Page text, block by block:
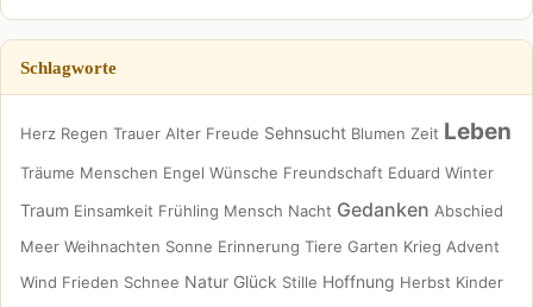
Schlagworte
Herz Regen Trauer Alter Freude Sehnsucht Blumen Zeit Leben
Träume Menschen Engel Wünsche Freundschaft Eduard Winter
Traum Einsamkeit Frühling Mensch Nacht Gedanken Abschied
Meer Weihnachten Sonne Erinnerung Tiere Garten Krieg Advent
Wind Frieden Schnee Natur Glück Stille Hoffnung Herbst Kinder